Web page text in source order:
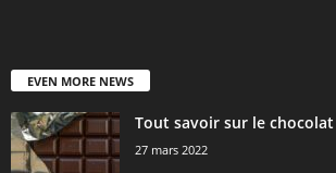
EVEN MORE NEWS
Tout savoir sur le
27 mars 2022